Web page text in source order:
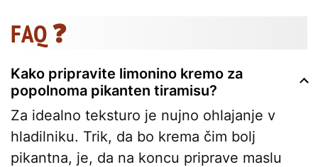
FAQ ❓
Kako pripravite limonino kremo za
popolnoma pikanten tiramisu?
Za idealno teksturo je nujno ohlajanje v
hladilniku. Trik, da bo krema čim bolj
pikantna, je, da na koncu priprave maslu